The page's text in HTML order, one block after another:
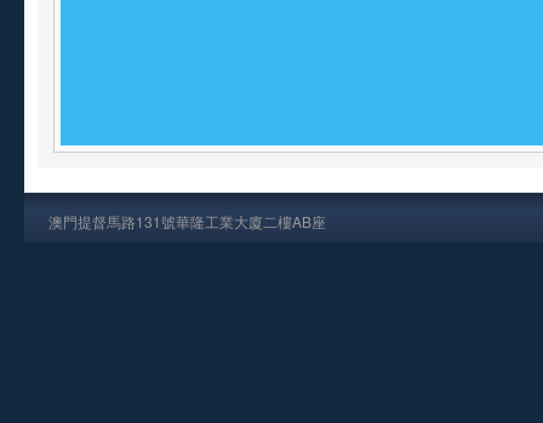
澳門提督馬路131號華隆工業大廈二樓AB座